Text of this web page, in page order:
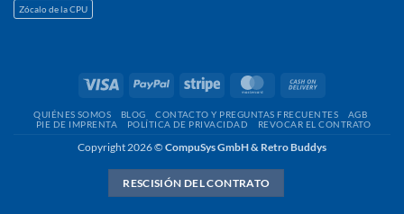
Zócalo de la CPU
Visa PayPal Raya MasterCard
QUIÉNES SOMOS BLOG CONTACTO Y PREGUNTAS FRECUENTES
AGB
PIE DE IMPRENTA
POLÍTICA DE PRIVACIDAD REVOCAR EL CONTRATO
Copyright 2026 © CompuSys GmbH & Retro Buddys
RESCISIÓN DEL CONTRATO